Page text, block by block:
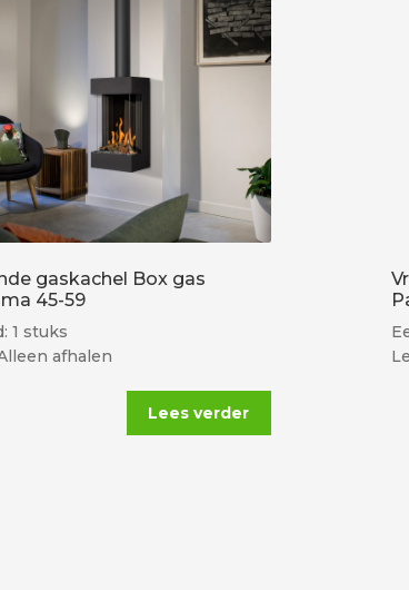
gaskachel Box gas
45-59
1 stuks
afhalen
Lees verder